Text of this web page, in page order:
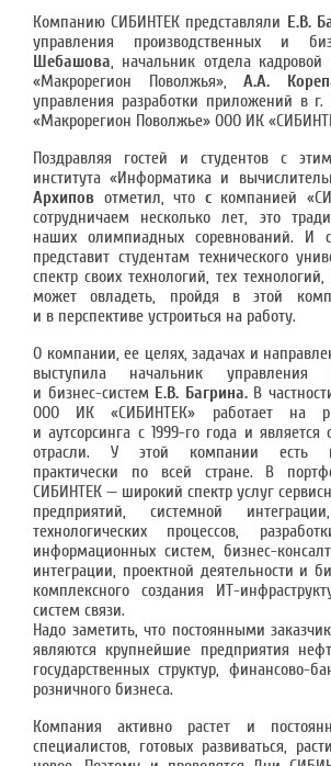
Компанию СИБИНТЕК представляли Е.В.
управления производственных и
Шебашова, начальник отдела
«Макрорегион Поволжья», А.А.
управления разработки приложений в
«Макрорегион Поволжье» ООО ИК
Поздравляя гостей и студентов с
института «Информатика и
Архипов отметил, что скомпанией
сотрудничаем несколько лет, это
наших олимпиадных соревнований. И
представит студентам технического
спектр своих технологий, тех
может овладеть, пройдя в этой
и в перспективе устроиться на работу.
О компании, ее целях, задачах и
выступила начальник управления
и бизнес-систем Е.В. Багрина. В
ООО ИК «СИБИНТЕК» работает на
и аутсорсинга с 1999-го года и
отрасли. У этой компании есть
практически по всей стране. В
СИБИНТЕК — широкий спектр услуг
предприятий, системной
технологических процессов,
информационных систем, бизнес-
интеграции, проектной деятельности и
комплексного создания ИТ-
систем связи.
Надо заметить, что постоянными
являются крупнейшие предприятия
государственных структур, финансово-
розничного бизнеса.
Компания активно растет и
специалистов, готовых развиваться,